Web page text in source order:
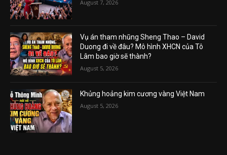
August 7, 2026
Vụ án tham nhũng Sheng Thao – David
Duong đi về đâu? Mô hình XHCN của Tô
Lâm bao giờ sẽ thành?
August 5, 2026
Khủng hoảng kim cương vàng Việt Nam
August 5, 2026